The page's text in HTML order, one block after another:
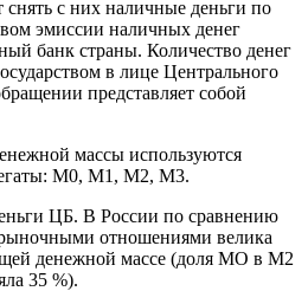
снять с них наличные деньги по
эмиссии наличных денег
банк страны. Количество денег
в лице Центрального
представляет собой
массы используются
М0, М1, М2, М3.
ЦБ. В России по сравнению
отношениями велика
денежной массе (доля МО в М2
35 %).